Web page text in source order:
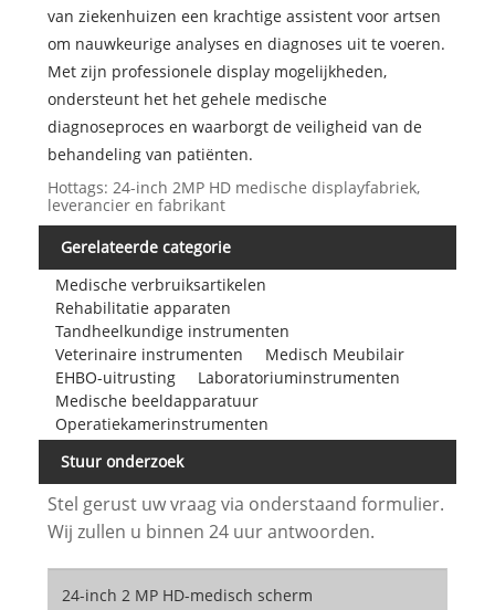
van ziekenhuizen een krachtige assistent voor artsen
om nauwkeurige analyses en diagnoses uit te voeren.
Met zijn professionele display mogelijkheden,
ondersteunt het het gehele medische
diagnoseproces en waarborgt de veiligheid van de
behandeling van patiënten.
Hottags: 24-inch 2MP HD medische displayfabriek,
leverancier en fabrikant
Gerelateerde categorie
Medische verbruiksartikelen
Rehabilitatie apparaten
Tandheelkundige instrumenten
Veterinaire instrumenten
Medisch Meubilair
EHBO-uitrusting
Laboratoriuminstrumenten
Medische beeldapparatuur
Operatiekamerinstrumenten
Stuur onderzoek
Stel gerust uw vraag via onderstaand formulier.
Wij zullen u binnen 24 uur antwoorden.